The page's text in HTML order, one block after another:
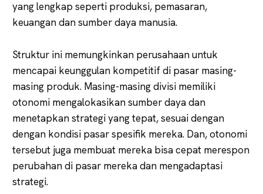
yang lengkap seperti produksi, pemasaran,
keuangan dan sumber daya manusia.
Struktur ini memungkinkan perusahaan untuk
mencapai keunggulan kompetitif di pasar masing-
masing produk. Masing-masing divisi memiliki
otonomi mengalokasikan sumber daya dan
menetapkan strategi yang tepat, sesuai dengan
dengan kondisi pasar spesifik mereka. Dan, otonomi
tersebut juga membuat mereka bisa cepat merespon
perubahan di pasar mereka dan mengadaptasi
strategi.